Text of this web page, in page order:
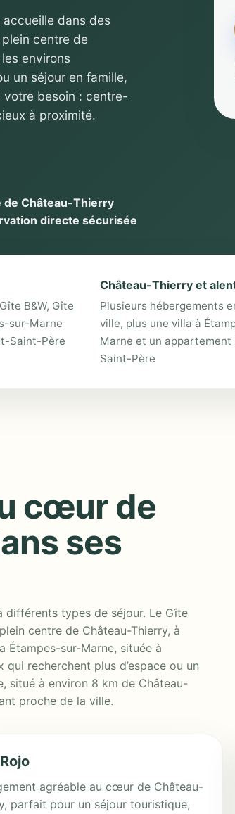
accueille dans des
centre de
environs
un séjour en famille,
votre besoin : centre-
à proximité.
Château-Thierry
directe sécurisée
B&W, Gîte
sur-Marne
Saint-Père
Château-Thierry et
Plusieurs hébergements
ville, plus une villa à
Marne et un appartement
Saint-Père
cœur de
ses
différents types de séjour. Le Gîte
centre de Château-Thierry, à
Étampes-sur-Marne, située à
recherchent plus d’espace ou un
situé à environ 8 km de Château-
proche de la ville.
agréable au cœur de Château-
parfait pour un séjour touristique,